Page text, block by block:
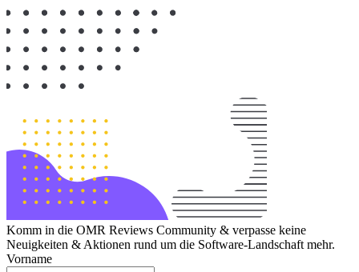
Komm in die OMR Reviews Community & verpasse keine
Neuigkeiten & Aktionen rund um die Software-Landschaft mehr.
Vorname